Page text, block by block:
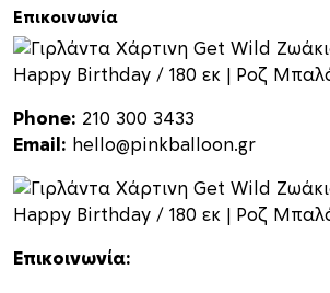
Επικοινωνία
Phone: 210 300 3433
Email: hello@pinkballoon.gr
Επικοινωνία: